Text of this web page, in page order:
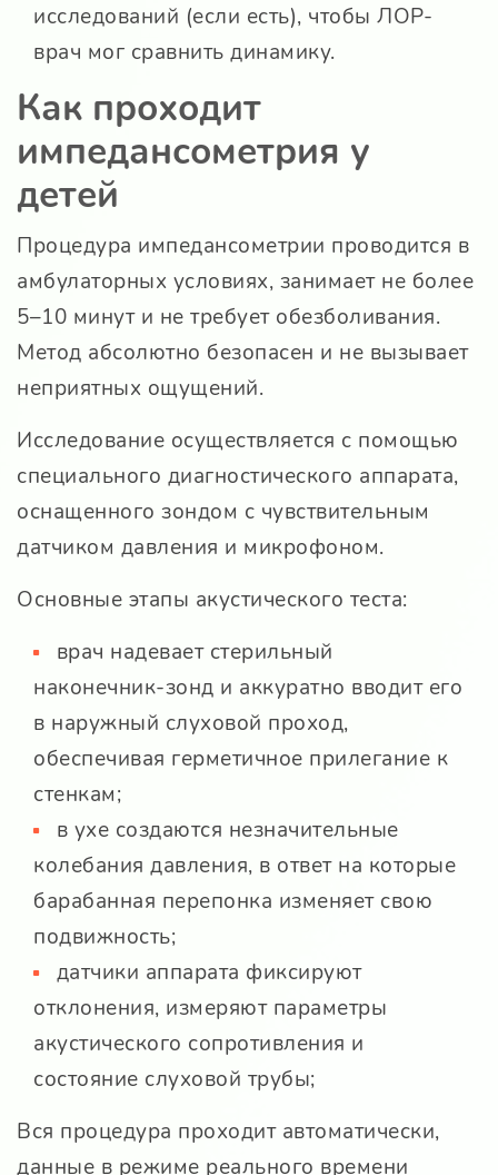
исследований (если есть), чтобы ЛОР-
врач мог сравнить динамику.
Как проходит
импедансометрия у
детей
Процедура импедансометрии проводится в
амбулаторных условиях, занимает не более
5–10 минут и не требует обезболивания.
Метод абсолютно безопасен и не вызывает
неприятных ощущений.
Исследование осуществляется с помощью
специального диагностического аппарата,
оснащенного зондом с чувствительным
датчиком давления и микрофоном.
Основные этапы акустического теста:
врач надевает стерильный
наконечник-зонд и аккуратно вводит его
в наружный слуховой проход,
обеспечивая герметичное прилегание к
стенкам;
в ухе создаются незначительные
колебания давления, в ответ на которые
барабанная перепонка изменяет свою
подвижность;
датчики аппарата фиксируют
отклонения, измеряют параметры
акустического сопротивления и
состояние слуховой трубы;
Вся процедура проходит автоматически,
данные в режиме реального времени